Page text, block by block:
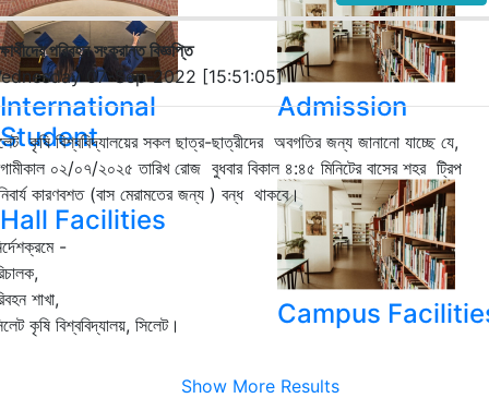
International
Student
Admission
Hall Facilities
Campus
Show More Results
পরিবহন সংক্রান্ত বিজ্ঞপ্তি
07-Sep-2022 [15:51:05]
কৃষি বিশ্ববিদ্যালয়ের সকল ছাত্র-ছাত্রীদের অবগতির জন্য জানানো যাচ্ছে যে,
০২/০৭/২০২৫ তারিখ রোজ বুধবার বিকাল ৪:৪৫ মিনিটের বাসের শহর ট্রিপ
কারণবশত (বাস মেরামতের জন্য ) বন্ধ থাকবে।
-
শাখা,
কৃষি বিশ্ববিদ্যালয়, সিলেট।